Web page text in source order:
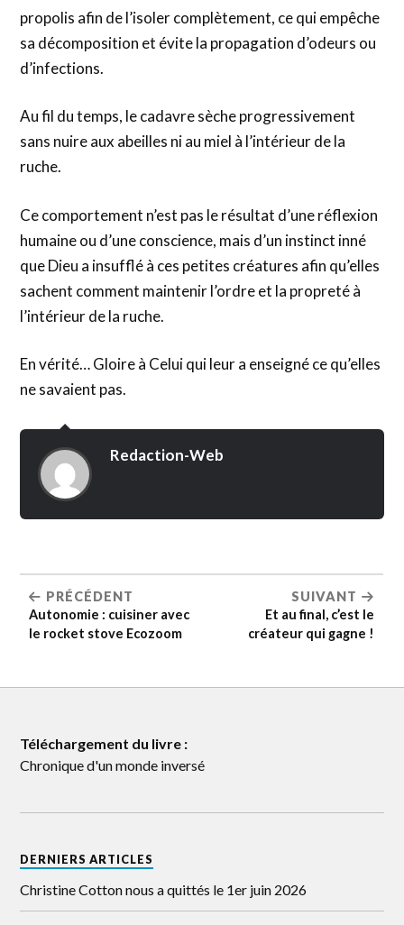
propolis afin de l’isoler complètement, ce qui empêche
sa décomposition et évite la propagation d’odeurs ou
d’infections.
Au fil du temps, le cadavre sèche progressivement
sans nuire aux abeilles ni au miel à l’intérieur de la
ruche.
Ce comportement n’est pas le résultat d’une réflexion
humaine ou d’une conscience, mais d’un instinct inné
que Dieu a insufflé à ces petites créatures afin qu’elles
sachent comment maintenir l’ordre et la propreté à
l’intérieur de la ruche.
En vérité… Gloire à Celui qui leur a enseigné ce qu’elles
ne savaient pas.
Redaction-Web
PRÉCÉDENT
Autonomie : cuisiner avec
le rocket stove Ecozoom
SUIVANT
Et au final, c’est le
créateur qui gagne !
Téléchargement du livre :
Chronique d'un monde inversé
DERNIERS ARTICLES
Christine Cotton nous a quittés le 1er juin 2026